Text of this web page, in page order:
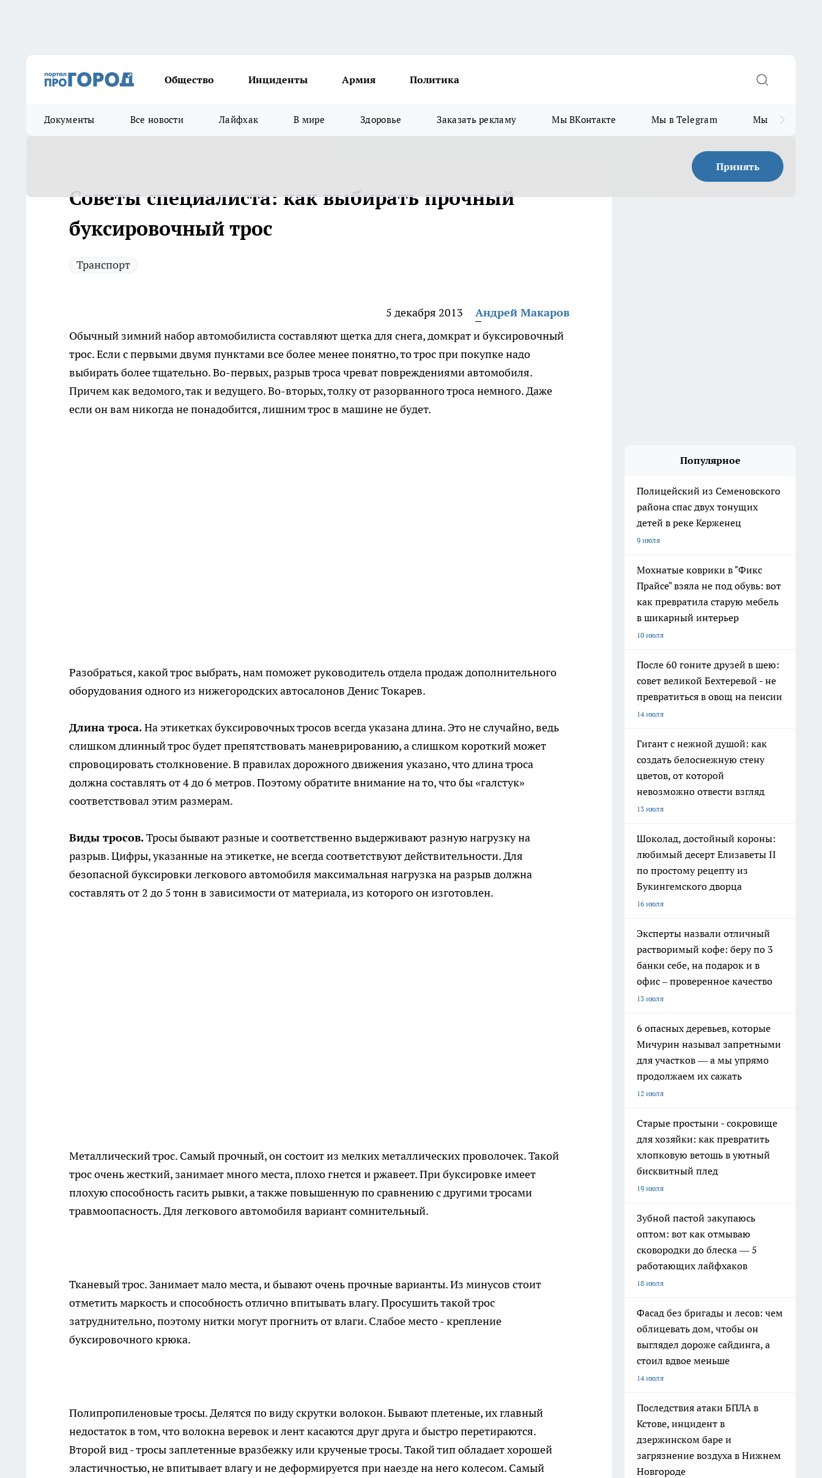
Общество Инциденты Армия Политика
Документы Все новости Лайфхак В мире Здоровье Заказать рекламу Мы ВКонтакте Мы в Telegram Мы в MAX
Принять
Советы специалиста: как выбирать прочный
буксировочный трос
Транспорт
5 декабря 2013
Андрей Макаров
Обычный зимний набор автомобилиста составляют щетка для снега, домкрат и буксировочный
трос. Если с первыми двумя пунктами все более менее понятно, то трос при покупке надо
выбирать более тщательно. Во-первых, разрыв троса чреват повреждениями автомобиля.
Причем как ведомого, так и ведущего. Во-вторых, толку от разорванного троса немного. Даже
если он вам никогда не понадобится, лишним трос в машине не будет.
Разобраться, какой трос выбрать, нам поможет руководитель отдела продаж дополнительного
оборудования одного из нижегородских автосалонов Денис Токарев.
Длина троса.На этикетках буксировочных тросов всегда указана длина. Это не случайно, ведь
слишком длинный трос будет препятствовать маневрированию, а слишком короткий может
спровоцировать столкновение. В правилах дорожного движения указано, что длина троса
должна составлять от 4 до 6 метров. Поэтому обратите внимание на то, что бы «галстук»
соответствовал этим размерам.
Виды тросов.Тросы бывают разные и соответственно выдерживают разную нагрузку на
разрыв. Цифры, указанные на этикетке, не всегда соответствуют действительности. Для
безопасной буксировки легкового автомобиля максимальная нагрузка на разрыв должна
составлять от 2 до 5 тонн в зависимости от материала, из которого он изготовлен.
Металлический трос. Самый прочный, он состоит из мелких металлических проволочек. Такой
трос очень жесткий, занимает много места, плохо гнется и ржавеет. При буксировке имеет
плохую способность гасить рывки, а также повышенную по сравнению с другими тросами
травмоопасность. Для легкового автомобиля вариант сомнительный.
Тканевый трос. Занимает мало места, и бывают очень прочные варианты. Из минусов стоит
отметить маркость и способность отлично впитывать влагу. Просушить такой трос
затруднительно, поэтому нитки могут прогнить от влаги. Слабое место - крепление
буксировочного крюка.
Полипропиленовые тросы. Делятся по виду скрутки волокон. Бывают плетеные, их главный
недостаток в том, что волокна веревок и лент касаются друг друга и быстро перетираются.
Второй вид - тросы заплетенные вразбежку или крученые тросы. Такой тип обладает хорошей
эластичностью, не впитывает влагу и не деформируется при наезде на него колесом. Самый
Популярное
Полицейский из Семеновского
района спас двух тонущих
детей в реке Керженец
9 июля
Мохнатые коврики в "Фикс
Прайсе" взяла не под обувь: вот
как превратила старую мебель
в шикарный интерьер
10 июля
После 60 гоните друзей в шею:
совет великой Бехтеревой - не
превратиться в овощ на пенсии
14 июля
Гигант с нежной душой: как
создать белоснежную стену
цветов, от которой
невозможно отвести взгляд
13 июля
Шоколад, достойный короны:
любимый десерт Елизаветы II
по простому рецепту из
Букингемского дворца
16 июля
Эксперты назвали отличный
растворимый кофе: беру по 3
банки себе, на подарок и в
офис – проверенное качество
13 июля
6 опасных деревьев, которые
Мичурин называл запретными
для участков — а мы упрямо
продолжаем их сажать
12 июля
Старые простыни - сокровище
для хозяйки: как превратить
хлопковую ветошь в уютный
бисквитный плед
19 июля
Зубной пастой закупаюсь
оптом: вот как отмываю
сковородки до блеска — 5
работающих лайфхаков
18 июля
Фасад без бригады и лесов: чем
облицевать дом, чтобы он
выглядел дороже сайдинга, а
стоил вдвое меньше
14 июля
Последствия атаки БПЛА в
Кстове, инцидент в
дзержинском баре и
загрязнение воздуха в Нижнем
Новгороде